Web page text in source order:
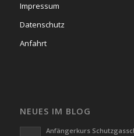
Impressum
Datenschutz
Anfahrt
NEUES IM BLOG
Anfängerkurs